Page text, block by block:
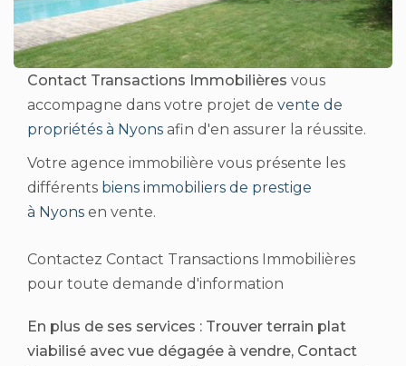
Contact Transactions Immobilières vous
accompagne dans votre projet de vente de
propriétés à Nyons afin d'en assurer la réussite.
Votre agence immobilière vous présente les
différents biens immobiliers de prestige
à Nyons en vente.
Contactez Contact Transactions Immobilières
pour toute demande d'information
En plus de ses services : Trouver terrain plat
viabilisé avec vue dégagée à vendre, Contact